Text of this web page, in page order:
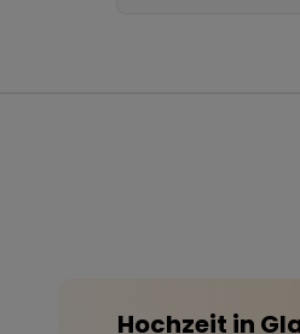
Hochzeit in